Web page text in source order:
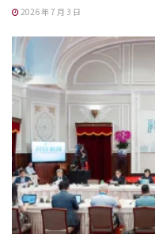
2026 年 7 月 3 日